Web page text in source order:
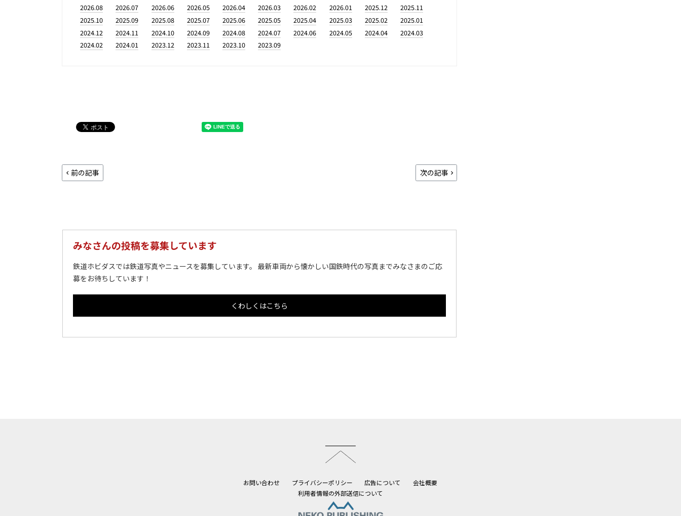
2026.08 2026.07 2026.06 2026.05 2026.04 2026.03 2026.02 2026.01 2025.12
2025.11
2025.10
2025.09 2025.08 2025.07 2025.06 2025.05 2025.04 2025.03 2025.02
2025.01
2024.12
2024.11 2024.10 2024.09 2024.08 2024.07 2024.06 2024.05 2024.04
2024.03
2024.02
2024.01 2023.12 2023.11 2023.10 2023.09
前の記事 次の記事
みなさんの投稿を募集しています
鉄道ホビダスでは鉄道写真やニュースを募集しています。 最新車両から懐かしい国鉄時代の写真までみなさまのご応
募をお待ちしています！
くわしくはこちら
お問い合わせ プライバシーポリシー 広告について
会社概要
利用者情報の外部送信について